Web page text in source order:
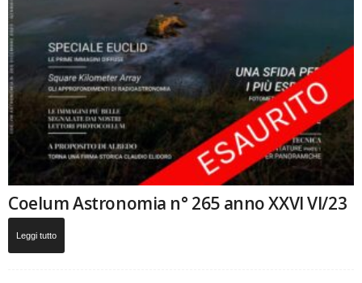
Coelum Astronomia n° 265 anno XXVI VI/23
Leggi tutto